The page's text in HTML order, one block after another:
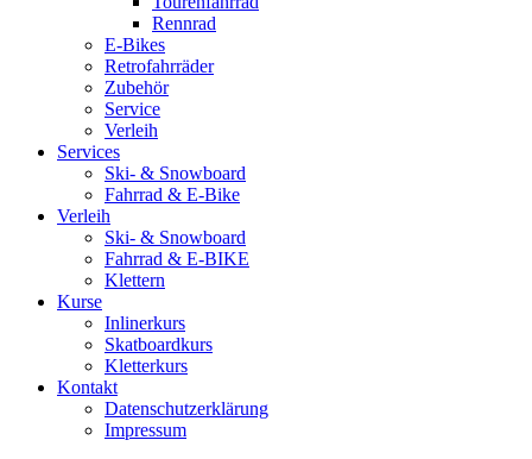
Rennrad
E-Bikes
Retrofahrräder
Zubehör
Service
Verleih
Services
Ski- & Snowboard
Fahrrad & E-Bike
Verleih
Ski- & Snowboard
Fahrrad & E-BIKE
Klettern
Kurse
Inlinerkurs
Skatboardkurs
Kletterkurs
Kontakt
Datenschutzerklärung
Impressum